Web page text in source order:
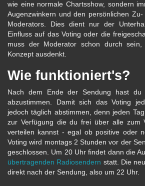
wie eine normale Chartsshow, sondern
Augenzwinkern und den persönlichen
Moderators. Dies dient nur der
Einfluss auf das Voting oder die
muss der Moderator schon durch
Konzept ausdenkt.
Wie funktioniert's?
Nach dem Ende der Sendung hast
abzustimmen. Damit sich das Voting
jedoch täglich abstimmen, denn jeden
zur Verfügung die du frei über alle zum
verteilen kannst - egal ob positive oder
Voting wird montags 2 Stunden vor der
geschlossen. Um 20 Uhr findet dann die
übertragenden Radiosendern statt. Die
direkt nach der Sendung, also um 22 Uhr.